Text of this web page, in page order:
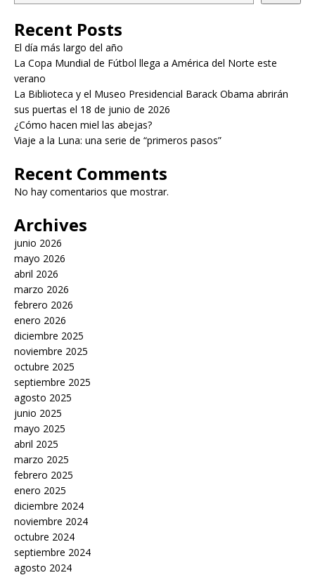
Recent Posts
El día más largo del año
La Copa Mundial de Fútbol llega a América del Norte este
verano
La Biblioteca y el Museo Presidencial Barack Obama abrirán
sus puertas el 18 de junio de 2026
¿Cómo hacen miel las abejas?
Viaje a la Luna: una serie de “primeros pasos”
Recent Comments
No hay comentarios que mostrar.
Archives
junio 2026
mayo 2026
abril 2026
marzo 2026
febrero 2026
enero 2026
diciembre 2025
noviembre 2025
octubre 2025
septiembre 2025
agosto 2025
junio 2025
mayo 2025
abril 2025
marzo 2025
febrero 2025
enero 2025
diciembre 2024
noviembre 2024
octubre 2024
septiembre 2024
agosto 2024